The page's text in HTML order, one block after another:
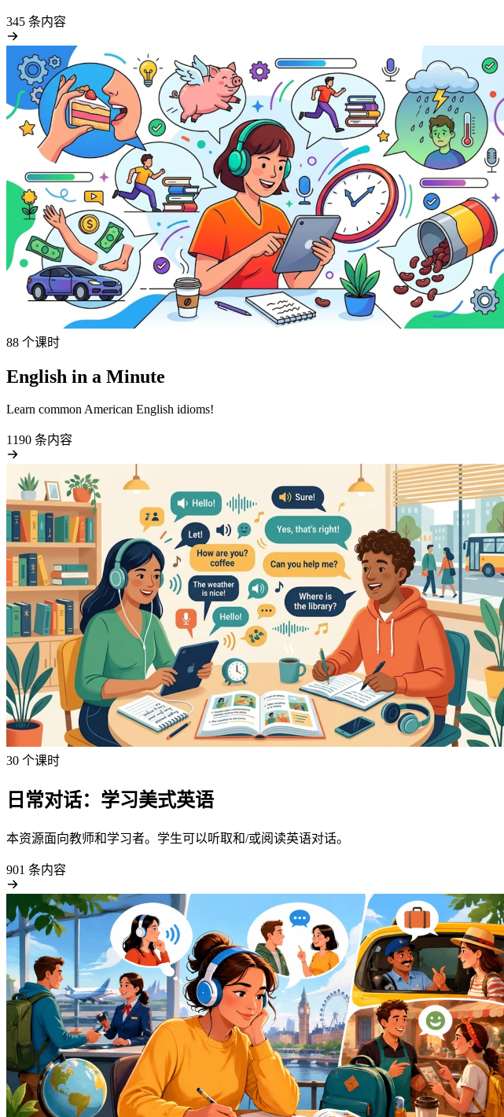
345 条内容
88 个课时
English in a Minute
Learn common American English idioms!
1190 条内容
30 个课时
日常对话：学习美式英语
本资源面向教师和学习者。学生可以听取和/或阅读英语对话。
901 条内容